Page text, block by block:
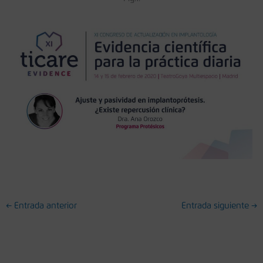
←Entrada anterior Entrada siguiente →